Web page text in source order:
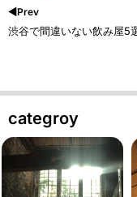
◀︎Prev
渋谷で間違いない飲み屋5
categroy